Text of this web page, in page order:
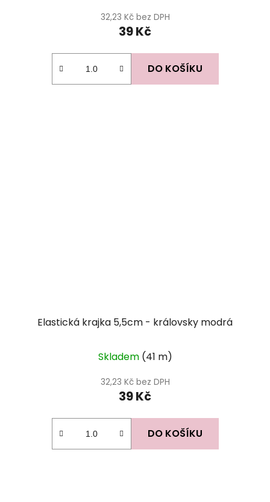
32,23 Kč bez DPH
39 Kč
DO KOŠÍKU
Elastická krajka 5,5cm - královsky modrá
Skladem (41 m)
32,23 Kč bez DPH
39 Kč
DO KOŠÍKU